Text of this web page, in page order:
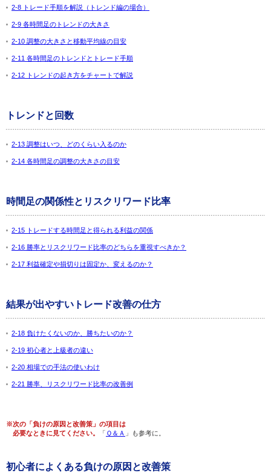
2-8 トレード手順を解説（トレンド編の場合）
2-9 各時間足のトレンドの大きさ
2-10 調整の大きさと移動平均線の目安
2-11 各時間足のトレンドとトレード手順
2-12 トレンドの起き方をチャートで解説
トレンドと回数
2-13 調整はいつ、どのくらい入るのか
2-14 各時間足の調整の大きさの目安
時間足の関係性とリスクリワード比率
2-15 トレードする時間足と得られる利益の関係
2-16 勝率とリスクリワード比率のどちらを重視すべきか？
2-17 利益確定や損切りは固定か、変えるのか？
結果が出やすいトレード改善の仕方
2-18 負けたくないのか、勝ちたいのか？
2-19 初心者と上級者の違い
2-20 相場での手法の使いわけ
2-21 勝率、リスクリワード比率の改善例
※次の「負けの原因と改善策」の項目は
必要なときに見てください。
「 Ｑ＆Ａ 」も参考に。
初心者によくある負けの原因と改善策